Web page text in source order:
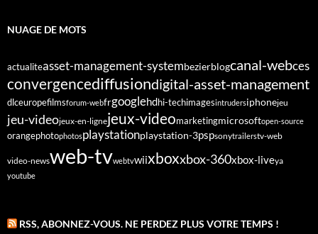
NUAGE DE MOTS
actualiteasset-management-systembezierblogcanal-webces
convergencediffusiondigital-asset-management
dlceuropefilmsforum-webfrgooglehdhi-techimagesintrudersiphonejeu
jeu-videojeux-en-lignejeux-videomarketingmicrosoftopen-source
orangephotophotosplaystationplaystation-3pspsonytrailerstv-web
video-newsweb-tvwebtvwiixboxxbox-360xbox-liveya
youtube
RSS, ABONNEZ-VOUS. NE PERDEZ PLUS VOTRE TEMPS !